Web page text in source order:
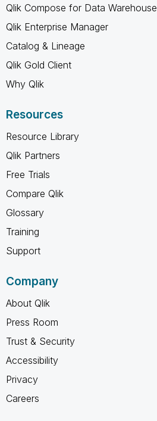
Qlik Compose for Data Warehouse
Qlik Enterprise Manager
Catalog & Lineage
Qlik Gold Client
Why Qlik
Resources
Resource Library
Qlik Partners
Free Trials
Compare Qlik
Glossary
Training
Support
Company
About Qlik
Press Room
Trust & Security
Accessibility
Privacy
Careers